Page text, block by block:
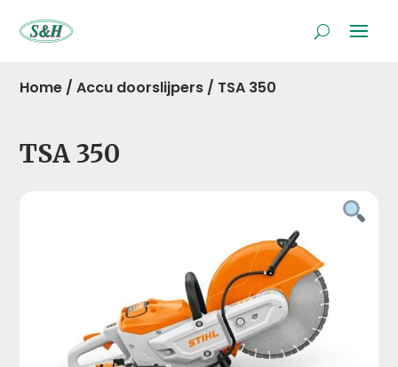
Home /Accu doorslijpers / TSA 350
TSA 350